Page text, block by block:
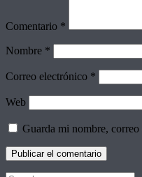
Comentario *
Nombre *
Correo electrónico *
Web
Guarda mi nombre,